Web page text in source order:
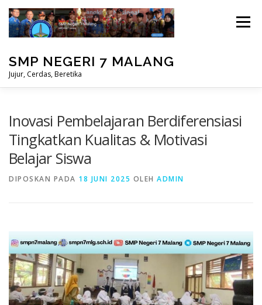
konten
SMP NEGERI 7 MALANG
Jujur, Cerdas, Beretika
Menu
PERPUSTAKAAN
Inovasi Pembelajaran Berdiferensiasi
Tingkatkan Kualitas & Motivasi
Belajar Siswa
DIPOSKAN PADA 18 JUNI 2025 OLEH ADMIN